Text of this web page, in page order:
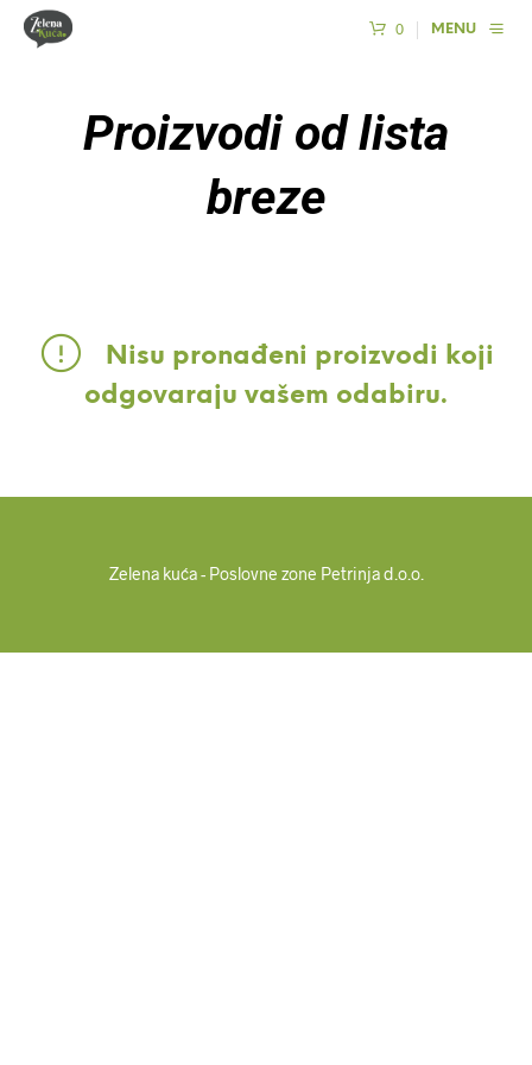
0 MENU
Proizvodi od lista
breze
Nisu pronađeni proizvodi koji
odgovaraju vašem odabiru.
Zelena kuća - Poslovne zone Petrinja d.o.o.